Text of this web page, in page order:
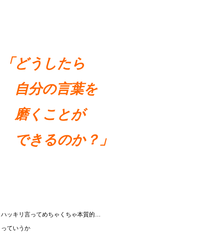
「どうしたら
自分の言葉を
磨くことが
できるのか？」
ハッキリ言ってめちゃくちゃ本質的…
っていうか